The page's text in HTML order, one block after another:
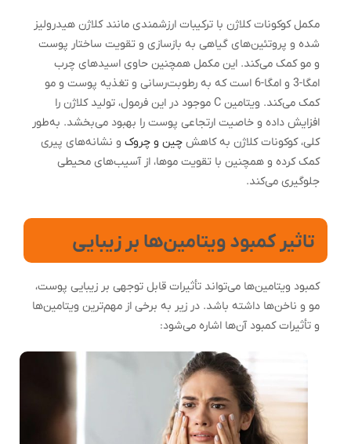
مکمل کوکونات کلاژن با ترکیبات ارزشمندی مانند کلاژن هیدرولیز
شده و پروتئین‌های گیاهی به بازسازی و تقویت ساختار پوست
و مو کمک می‌کند. این مکمل همچنین حاوی اسیدهای چرب
امگا-3 و امگا-6 است که به رطوبت‌رسانی و تغذیه پوست و مو
کمک می‌کند. ویتامین C موجود در این فرمول، تولید کلاژن را
افزایش داده و خاصیت ارتجاعی پوست را بهبود می‌بخشد. به‌طور
کلی، کوکونات کلاژن به کاهش چین و چروک و نشانه‌های پیری
کمک کرده و همچنین با تقویت موها، از آسیب‌های محیطی
جلوگیری می‌کند.
تاثیر کمبود ویتامین‌ها بر زیبایی
کمبود ویتامین‌ها می‌تواند تأثیرات قابل توجهی بر زیبایی پوست،
مو و ناخن‌ها داشته باشد. در زیر به برخی از مهم‌ترین ویتامین‌ها
و تأثیرات کمبود آن‌ها اشاره می‌شود: